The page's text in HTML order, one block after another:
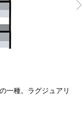
一種。ラグジュアリ